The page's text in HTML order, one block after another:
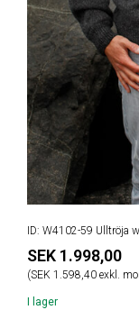
ID: W4102-59 Ulltröja
SEK 1.998,00
(SEK 1.598,40 exkl.
I lager